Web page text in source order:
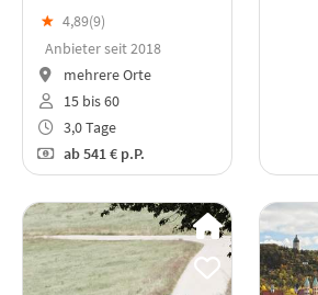
★ 4,89(9)
Anbieter seit 2018
mehrere Orte
15 bis 60
3,0 Tage
ab541 € p.P.